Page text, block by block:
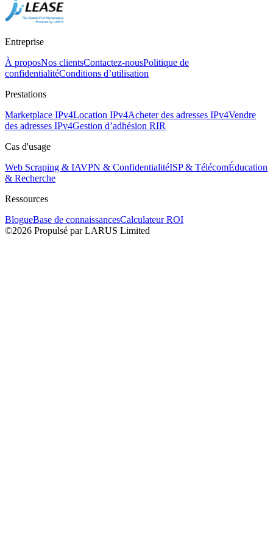
Entreprise
À proposNos clientsContactez-nousPolitique de
confidentialitéConditions d’utilisation
Prestations
Marketplace IPv4Location IPv4Acheter des adresses IPv4Vendre
des adresses IPv4Gestion d’adhésion RIR
Cas d'usage
Web Scraping & IAVPN & ConfidentialitéISP & TélécomÉducation
& Recherche
Ressources
BlogueBase de connaissancesCalculateur ROI
©2026 Propulsé par LARUS Limited